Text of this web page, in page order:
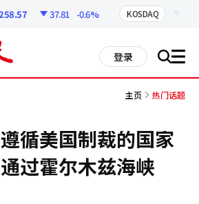
37.81 -0.6% KOSDAQ
登录 搜 all
主页 热门话题
循美国制裁的国家
过霍尔木兹海峡